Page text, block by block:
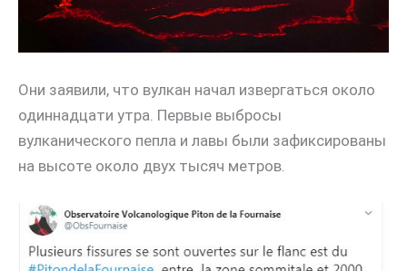
Они заявили, что вулкан начал извергаться около
одиннадцати утра. Первые выбросы
вулканического пепла и лавы были зафиксированы
на высоте около двух тысяч метров.